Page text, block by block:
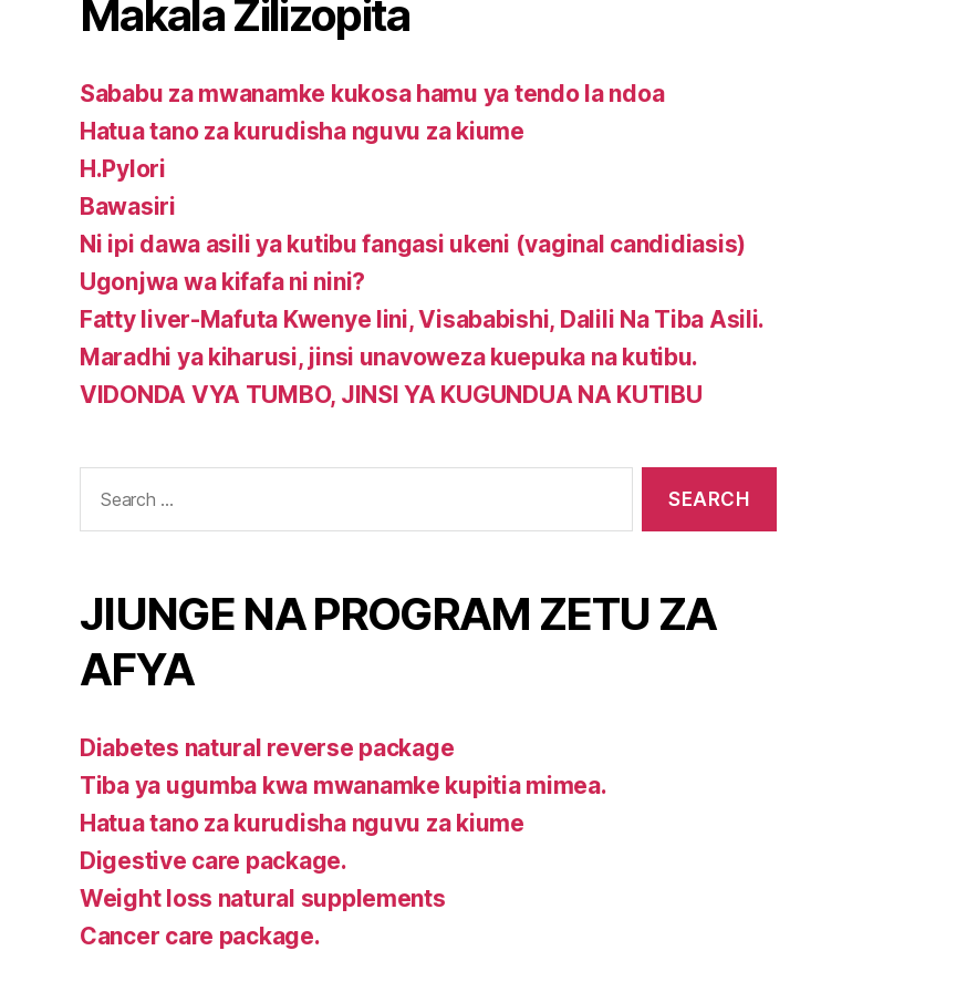
Makala Zilizopita
Sababu za mwanamke kukosa hamu ya tendo la ndoa
Hatua tano za kurudisha nguvu za kiume
H.Pylori
Bawasiri
Ni ipi dawa asili ya kutibu fangasi ukeni (vaginal candidiasis)
Ugonjwa wa kifafa ni nini?
Fatty liver-Mafuta Kwenye Iini, Visababishi, Dalili Na Tiba Asili.
Maradhi ya kiharusi, jinsi unavoweza kuepuka na kutibu.
VIDONDA VYA TUMBO, JINSI YA KUGUNDUA NA KUTIBU
for:
JIUNGE NA PROGRAM ZETU ZA
AFYA
Diabetes natural reverse package
Tiba ya ugumba kwa mwanamke kupitia mimea.
Hatua tano za kurudisha nguvu za kiume
Digestive care package.
Weight loss natural supplements
Cancer care package.